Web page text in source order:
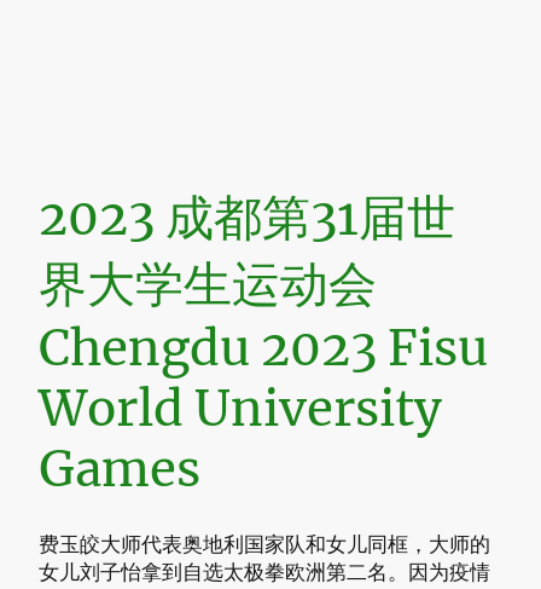
2023 成都第31届世
界大学生运动会
Chengdu 2023 Fisu
World University
Games
费玉皎大师代表奥地利国家队和女儿同框，大师的
女儿刘子怡拿到自选太极拳欧洲第二名。因为疫情